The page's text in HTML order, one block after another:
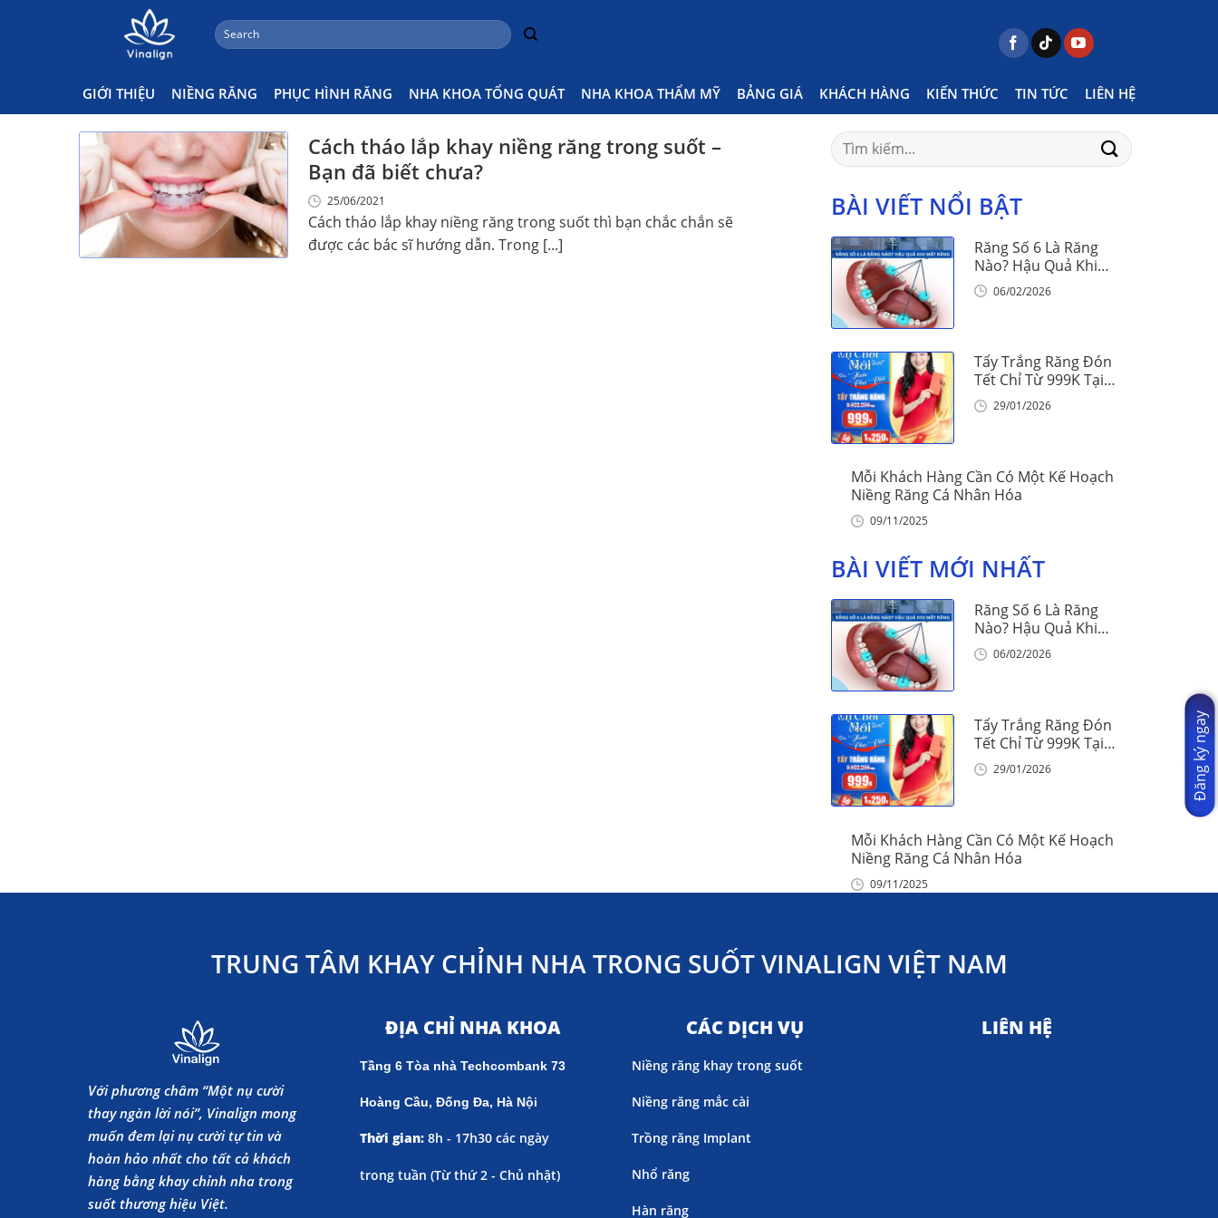
Search
for:
GIỚI THIỆU NIỀNG RĂNG PHỤC HÌNH RĂNG NHA KHOA TỔNG QUÁT NHA KHOA THẨM MỸ BẢNG GIÁ KHÁCH HÀNG KIẾN THỨC TIN TỨC LIÊN HỆ
Cách Đeo Niềng Răng Posts tagged "cách đeo niềng răng"
Cách tháo lắp khay niềng răng trong suốt –
Bạn đã biết chưa?
25/06/2021
Cách tháo lắp khay niềng răng trong suốt thì bạn chắc chắn sẽ
được các bác sĩ hướng dẫn. Trong [...]
Search
for:
BÀI VIẾT NỔI BẬT
Răng Số 6 Là Răng
Nào? Hậu Quả Khi
Mất Răng Số 6
06/02/2026
Tẩy Trắng Răng Đón
Tết Chỉ Từ 999K Tại
Nha Khoa Vinalign
29/01/2026
Mỗi Khách Hàng Cần Có Một Kế Hoạch
Niềng Răng Cá Nhân Hóa
09/11/2025
BÀI VIẾT MỚI NHẤT
Răng Số 6 Là Răng
Nào? Hậu Quả Khi
Mất Răng Số 6
06/02/2026
Tẩy Trắng Răng Đón
Tết Chỉ Từ 999K Tại
Nha Khoa Vinalign
29/01/2026
Mỗi Khách Hàng Cần Có Một Kế Hoạch
Niềng Răng Cá Nhân Hóa
09/11/2025
TRUNG TÂM KHAY CHỈNH NHA TRONG SUỐT VINALIGN VIỆT NAM
Với phương châm “Một nụ cười
thay ngàn lời nói”, Vinalign mong
muốn đem lại nụ cười tự tin và
hoàn hảo nhất cho tất cả khách
hàng bằng khay chỉnh nha trong
suốt thương hiệu Việt.
ĐỊA CHỈ NHA KHOA
Tầng 6 Tòa nhà Techcombank 73
Hoàng Cầu, Đống Đa, Hà Nội
Thời gian: 8h - 17h30 các ngày
trong tuần (Từ thứ 2 - Chủ nhật)
CÁC DỊCH VỤ
Niềng răng khay trong suốt
Niềng răng mắc cài
Trồng răng Implant
Nhổ răng
Hàn răng
LIÊN HỆ
Đăng ký ngay